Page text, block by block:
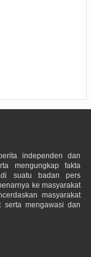
independen dan
mengungkap fakta
suatu badan pers
ke masyarakat
masyarakat
serta mengawasi dan